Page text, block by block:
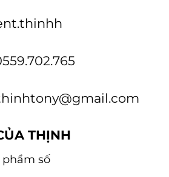
THỊNH
phẩm số